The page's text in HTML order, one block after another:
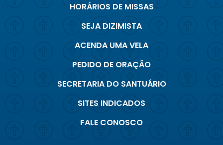
HORÁRIOS DE MISSAS
SEJA DIZIMISTA
ACENDA UMA VELA
PEDIDO DE ORAÇÃO
SECRETARIA DO SANTUÁRIO
SITES INDICADOS
FALE CONOSCO